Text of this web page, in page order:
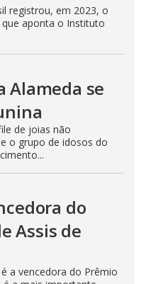
registrou, em 2023, o
aponta o Instituto
Alameda se
de joias não
o grupo de idosos do
do
Assis de
a vencedora do Prêmio